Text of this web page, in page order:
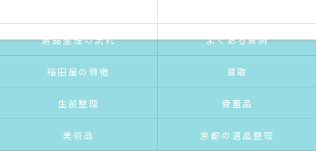
遺品整理の流れ よくある質問
稲田屋の特徴 買取
生前整理 骨董品
美術品 京都の遺品整理